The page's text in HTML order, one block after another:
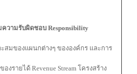
วามรับผิดชอบ Responsibility
สมของแผนกต่างๆ ขององค์กร และการ
รายได้ Revenue Stream โครงสร้าง